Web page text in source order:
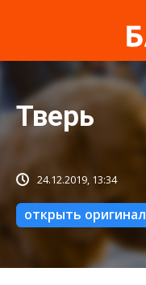
Тверь
24.12.2019, 13:34
открыть оригинал